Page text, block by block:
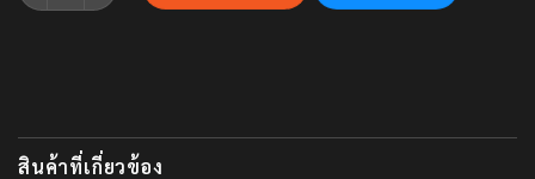
สินค้าที่เกี่ยวข้อง